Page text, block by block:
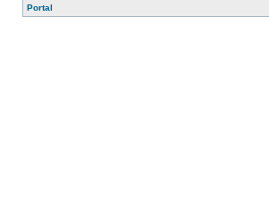
Portal